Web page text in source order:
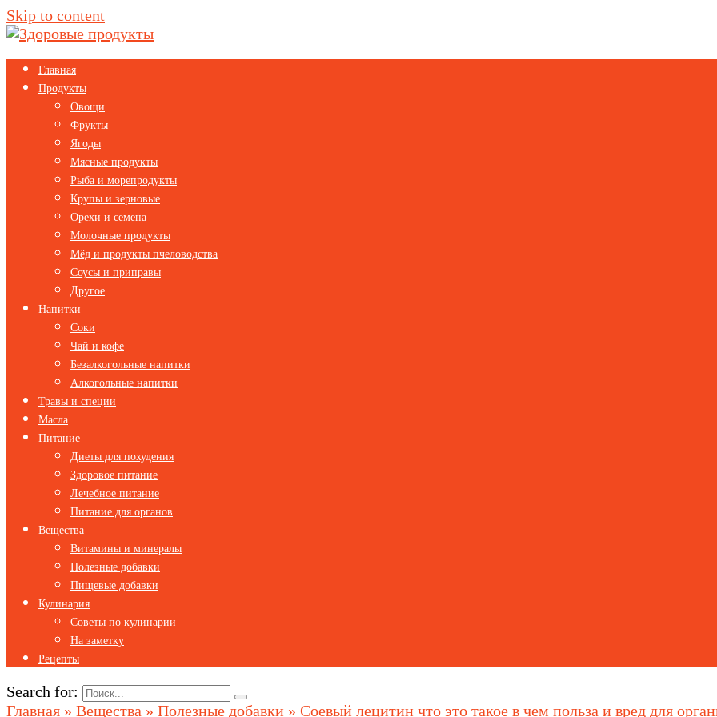
Skip to content
Главная
Продукты
Овощи
Фрукты
Ягоды
Мясные продукты
Рыба и морепродукты
Крупы и зерновые
Орехи и семена
Молочные продукты
Мёд и продукты пчеловодства
Соусы и приправы
Другое
Напитки
Соки
Чай и кофе
Безалкогольные напитки
Алкогольные напитки
Травы и специи
Масла
Питание
Диеты для похудения
Здоровое питание
Лечебное питание
Питание для органов
Вещества
Витамины и минералы
Полезные добавки
Пищевые добавки
Кулинария
Советы по кулинарии
На заметку
Рецепты
Search for:
Главная » Вещества » Полезные добавки » Соевый лецитин что это такое в чем польза и вред для